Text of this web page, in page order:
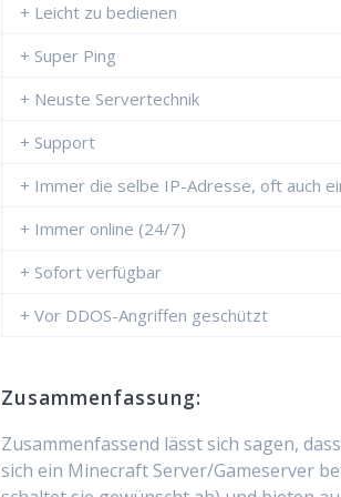
+ Leicht zu bedienen
+ Super Ping
+ Neuste Servertechnik
+ Support
+ Immer die selbe IP-Adresse, oft auch
+ Immer online (24/7)
+ Sofort verfügbar
+ Vor DDOS-Angriffen geschützt
Zusammenfassung:
Zusammenfassend lässt sich sagen,
sich ein Minecraft Server/Gameserver